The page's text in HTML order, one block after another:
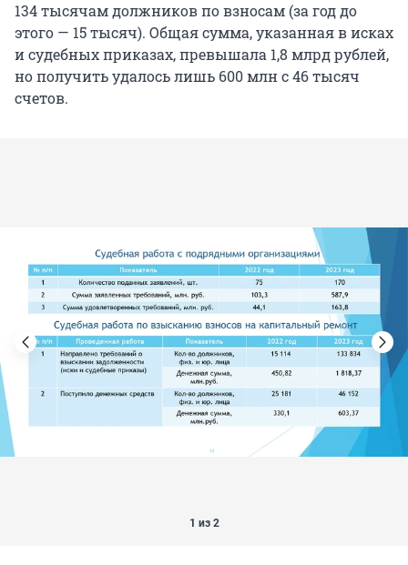
134 тысячам должников по взносам (за год до
этого — 15 тысяч). Общая сумма, указанная в исках
и судебных приказах, превышала 1,8 млрд рублей,
но получить удалось лишь 600 млн с 46 тысяч
счетов.
1 из 2